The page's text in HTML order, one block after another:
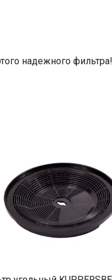
надежного фильтра!